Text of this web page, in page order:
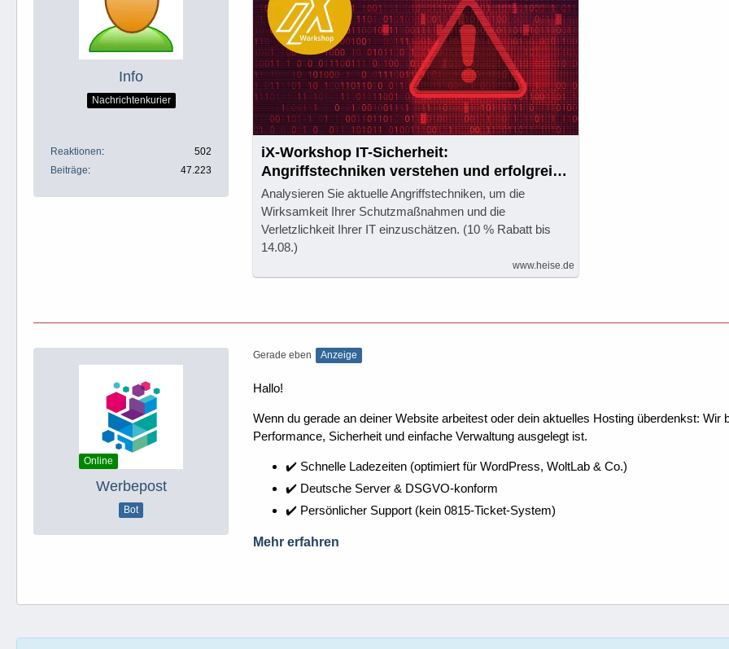
Info
Nachrichtenkurier
Reaktionen
502
Beiträge
47.223
iX-Workshop IT-Sicherheit:
Angriffstechniken verstehen und erfolgreich
abwehren
Analysieren Sie aktuelle Angriffstechniken, um die
Wirksamkeit Ihrer Schutzmaßnahmen und die
Verletzlichkeit Ihrer IT einzuschätzen. (10 % Rabatt bis
14.08.)
www.heise.de
Online
Werbepost
Bot
Gerade eben Anzeige
Hallo!
Wenn du gerade an deiner Website arbeitest oder dein aktuelles Hosting überdenkst:
Performance, Sicherheit und einfache Verwaltung ausgelegt ist.
✔️ Schnelle Ladezeiten (optimiert für WordPress, WoltLab & Co.)
✔️ Deutsche Server & DSGVO-konform
✔️ Persönlicher Support (kein 0815-Ticket-System)
Mehr erfahren